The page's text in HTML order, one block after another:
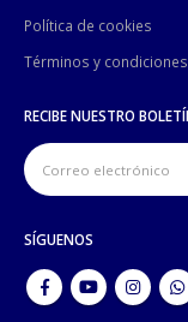
Política de cookies
Términos y condiciones
RECIBE NUESTRO
SÍGUENOS